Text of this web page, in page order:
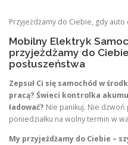
Przyjeżdżamy do Ciebie, gdy
Mobilny Elektryk
przyjeżdżamy do
posłuszeństwa
Zepsuł Ci się samochód w
pracą? Świeci kontrolka
ładować? Nie panikuj. Nie
poniedziałku na wolny termin w
My przyjeżdżamy do Ciebie –